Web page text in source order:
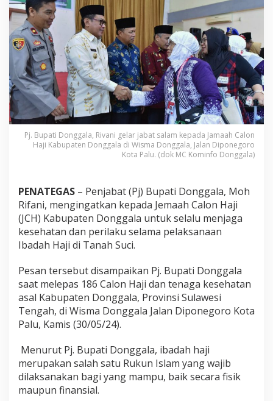
n
g
g
a
l
a
I
n
g
t
k
H
Pj. Bupati Donggala, Rivani gelar jabat salam kepada Jamaah Calon
Haji Kabupaten Donggala di Wisma Donggala, Jalan Diponegoro
Kota Palu. (dok MC Kominfo Donggala)
PENATEGAS – Penjabat (Pj) Bupati Donggala, Moh
Rifani, mengingatkan kepada Jemaah Calon Haji
(JCH) Kabupaten Donggala untuk selalu menjaga
kesehatan dan perilaku selama pelaksanaan
Ibadah Haji di Tanah Suci.
Pesan tersebut disampaikan Pj. Bupati Donggala
saat melepas 186 Calon Haji dan tenaga kesehatan
asal Kabupaten Donggala, Provinsi Sulawesi
Tengah, di Wisma Donggala Jalan Diponegoro Kota
Palu, Kamis (30/05/24).
Menurut Pj. Bupati Donggala, ibadah haji
merupakan salah satu Rukun Islam yang wajib
dilaksanakan bagi yang mampu, baik secara fisik
maupun finansial.